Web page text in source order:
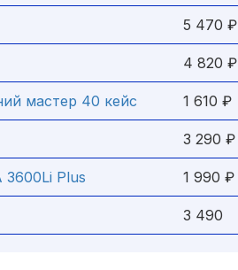
5 470 ₽
4 820 ₽
мастер 40 кейс 1 610 ₽
3 290 ₽
3600Li Plus 1 990 ₽
3 490